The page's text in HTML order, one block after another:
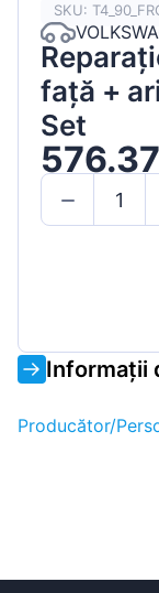
SKU:
față +
Set
Informații
Producător/